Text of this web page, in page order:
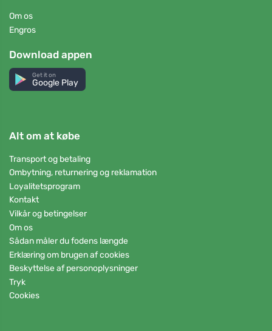
Om os
Engros
Download appen
Get it on
Google Play
Alt om at købe
Transport og betaling
Ombytning, returnering og reklamation
Loyalitetsprogram
Kontakt
Vilkår og betingelser
Om os
Sådan måler du fodens længde
Erklæring om brugen af cookies
Beskyttelse af personoplysninger
Tryk
Cookies